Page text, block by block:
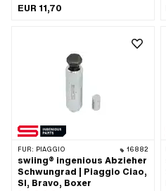
(Feingewinde) · Gesamtlänge: 55 mm
Hersteller: GPO · Spanntiefe: 10 mm ·
Anwendungsbereich: (De-)
Montagewerkzeug · Material: Stahl ·
Oberfläche: geschwärzt · Anzahl
Bestandteile: 1 Stk. ·
Festigkeitsklasse: 8.8
EUR 11,70
FÜR: PIAGGIO 16882
swiing® ingenious Abzieher
Schwungrad | Piaggio Ciao,
SI, Bravo, Boxer